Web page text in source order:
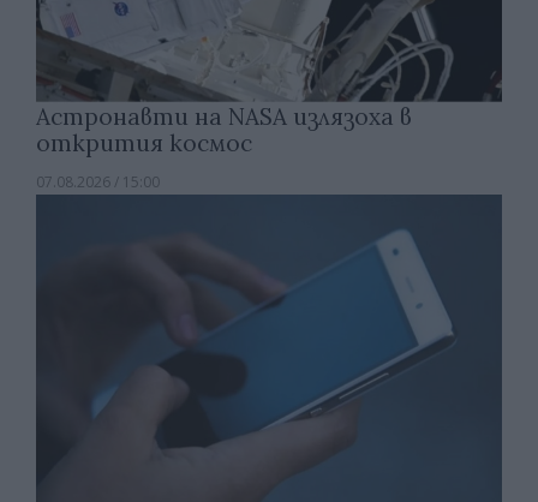
Астронавти на NASA излязоха в
открития космос
07.08.2026 / 15:00